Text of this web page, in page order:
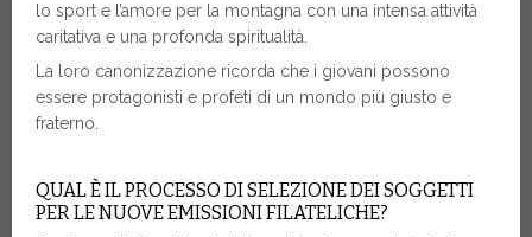
lo sport e l’amore per la montagna con una intensa attività
caritativa e una profonda spiritualità.
La loro canonizzazione ricorda che i giovani possono
essere protagonisti e profeti di un mondo più giusto e
fraterno.
QUAL È IL PROCESSO DI SELEZIONE DEI SOGGETTI
PER LE NUOVE EMISSIONI FILATELICHE?